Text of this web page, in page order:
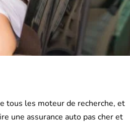
tous les moteur de recherche, et
une assurance auto pas cher et